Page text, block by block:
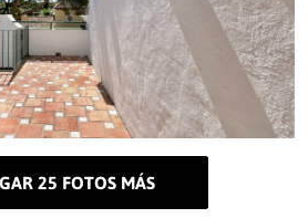
25 FOTOS MÁS